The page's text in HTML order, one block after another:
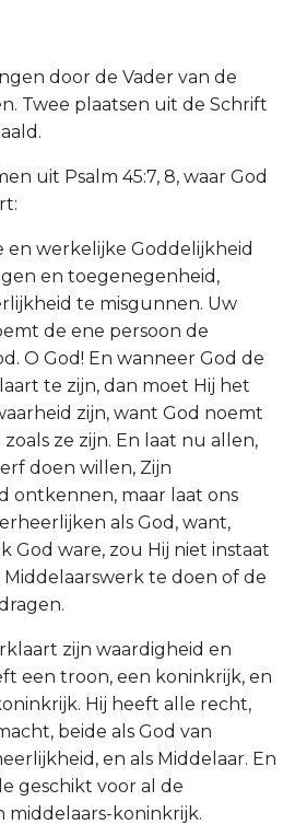
door de Vader van de
Twee plaatsen uit de Schrift
uit Psalm 45:7, 8, waar God
en werkelijke Goddelijkheid
en toegenegenheid,
te misgunnen. Uw
de ene persoon de
O God! En wanneer God de
te zijn, dan moet Hij het
zijn, want God noemt
ze zijn. En laat nu allen,
doen willen, Zijn
ontkennen, maar laat ons
als God, want,
God ware, zou Hij niet instaat
te doen of de
zijn waardigheid en
een troon, een koninkrijk, en
Hij heeft alle recht,
beide als God van
en als Middelaar. En
geschikt voor al de
middelaars-koninkrijk.